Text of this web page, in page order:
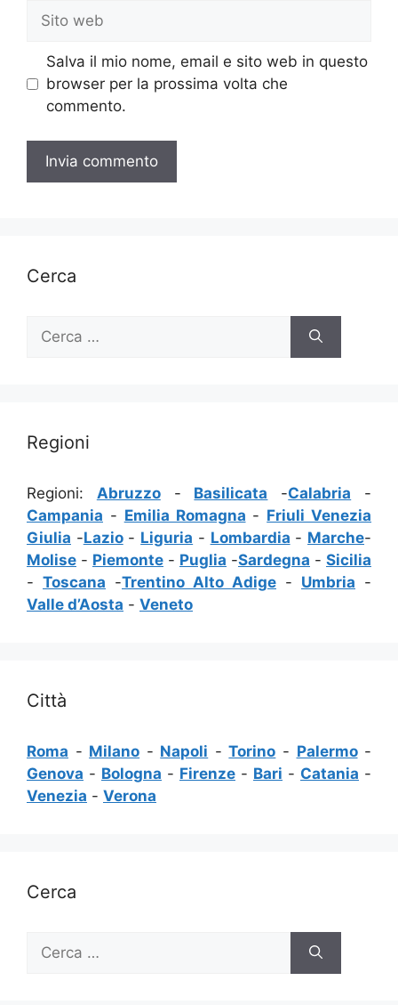
Sito
web
Salva il mio nome, email e sito web in questo
browser per la prossima volta che
commento.
Cerca
per:
Regioni
Regioni: Abruzzo- Basilicata -Calabria -
Campania - Emilia Romagna - Friuli Venezia
Giulia -Lazio- Liguria - Lombardia - Marche-
Molise - Piemonte - Puglia -Sardegna - Sicilia
- Toscana -Trentino Alto Adige - Umbria -
Valle d’Aosta - Veneto
Città
Roma - Milano - Napoli -Torino - Palermo-
Genova - Bologna - Firenze - Bari - Catania -
Venezia - Verona
Cerca
per: